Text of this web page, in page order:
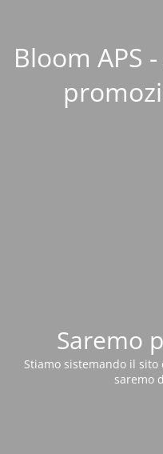
Bloom APS
Saremo
Stiamo sistemando il
saremo